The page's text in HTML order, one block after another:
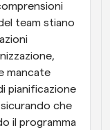
team stiano
mancate
pianificazione
che
il programma